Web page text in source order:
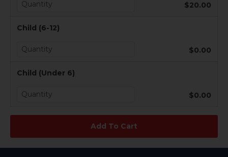
$20.00
Child (6-12)
$0.00
Child (Under 6)
$0.00